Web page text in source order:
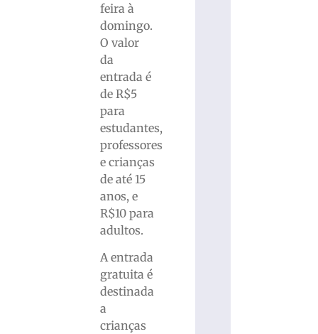
feira à
domingo.
O valor
da
entrada é
de R$5
para
estudantes,
professores
e crianças
de até 15
anos, e
R$10 para
adultos.
A entrada
gratuita é
destinada
a
crianças